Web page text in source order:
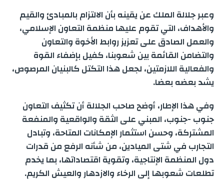
وعبر جلالة الملك عن يقينه بأن الالتزام بالمبادئ والقيم
والأهداف، التي تقوم عليها منظمة التعاون الإسلامي،
والعمل الصادق على تعزيز روابط الأخوة والتعاون
والتضامن القائمة بين شعوبنا، كفيل بإضفاء القوة
والفعالية اللازمتين، لجعل هذا التكتل كالبنيان المرصوص،
يشد بعضه بعضا.
وفي هذا الإطار، أوضح صاحب الجلالة أن تكثيف التعاون
جنوب -جنوب، المبني على الثقة والواقعية والمنفعة
المشتركة، وحسن استثمار الإمكانات المتاحة، وتبادل
التجارب في شتى الميادين، من شأنه الرفع من قدرات
دول المنظمة الإنتاجية، وتقوية اقتصاداتها، بما يخدم
تطلعات شعوبها إلى الرخاء والازدهار والعيش الكريم.